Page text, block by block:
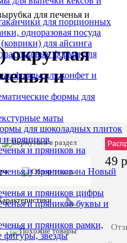
для порционных
одноразовая посуда
для айсинга
формы для
формы для конфет и
формы для
маты
для шоколадных плиток
и пряников
и пряников на
и пряников на Новый
и пряников цифры
и пряников буквы и
и пряников рамки,
фигуры, звезды
для печенья и
округлая
и
товара:
Цифра
см.)
округлая
для
49